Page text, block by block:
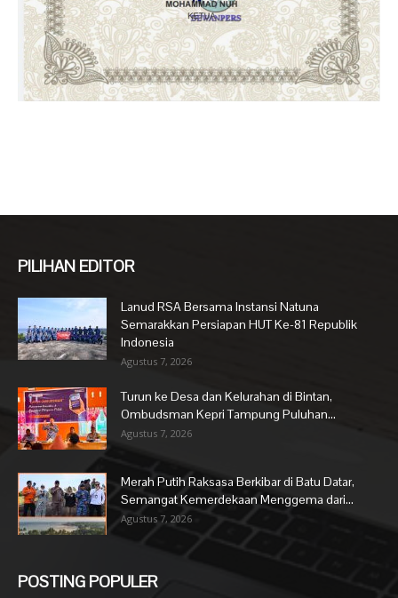
PILIHAN EDITOR
Lanud RSA Bersama Instansi Natuna
Semarakkan Persiapan HUT Ke-81 Republik
Indonesia
Agustus 7, 2026
Turun ke Desa dan Kelurahan di Bintan,
Ombudsman Kepri Tampung Puluhan...
Agustus 7, 2026
Merah Putih Raksasa Berkibar di Batu Datar,
Semangat Kemerdekaan Menggema dari...
Agustus 7, 2026
POSTING POPULER